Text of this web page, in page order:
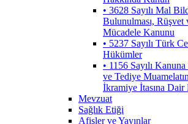
• 3628 Sayılı Mal
Bulunulması, Rüşvet
Mücadele Kanunu
• 5237 Sayılı Türk
Hükümler
• 1156 Sayılı
ve Tediye
İkramiye İtasına Dair
Mevzuat
Sağlık Etiği
Afişler ve Yayınlar